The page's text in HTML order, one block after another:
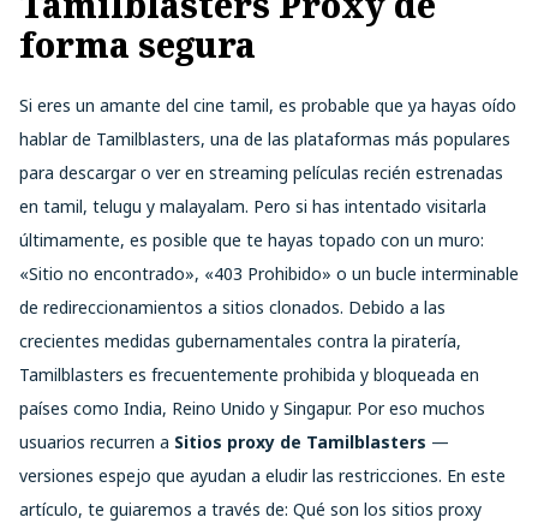
forma segura
Si eres un amante del cine tamil, es probable que ya hayas oído
hablar de Tamilblasters, una de las plataformas más populares
para descargar o ver en streaming películas recién estrenadas
en tamil, telugu y malayalam. Pero si has intentado visitarla
últimamente, es posible que te hayas topado con un muro:
«Sitio no encontrado», «403 Prohibido» o un bucle interminable
de redireccionamientos a sitios clonados. Debido a las
crecientes medidas gubernamentales contra la piratería,
Tamilblasters es frecuentemente prohibida y bloqueada en
países como India, Reino Unido y Singapur. Por eso muchos
usuarios recurren a Sitios proxy de Tamilblasters —
versiones espejo que ayudan a eludir las restricciones. En este
artículo, te guiaremos a través de: Qué son los sitios proxy